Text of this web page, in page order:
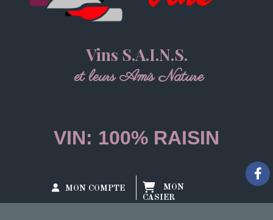
Vins S.A.I.N.S.
et leurs Amis Nature
VIN: 100% RAISIN
MON COMPTE
MON
CASIER